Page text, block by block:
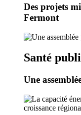
Des projets
Fermont
Santé
Une